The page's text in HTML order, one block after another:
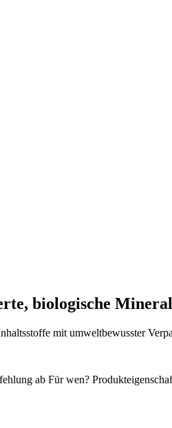
biologische
mit umweltbewusster
ab Für wen?